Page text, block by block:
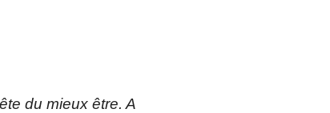
du mieux être. A